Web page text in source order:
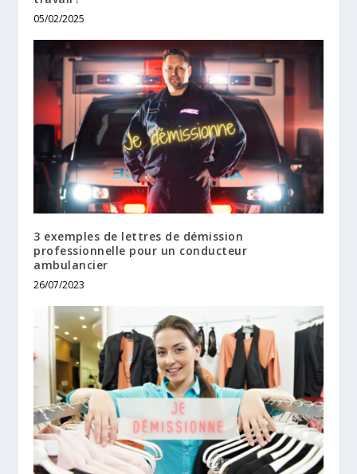
05/02/2025
3 exemples de lettres de démission
professionnelle pour un conducteur
ambulancier
26/07/2023